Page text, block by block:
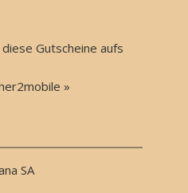
Gutscheine aufs
»
SA